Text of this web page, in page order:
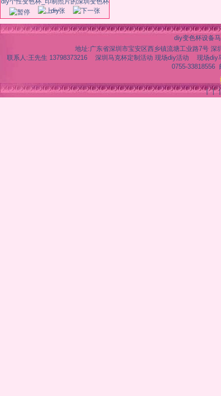
diy
diy变色杯设备
地址:广东省深圳市宝安区西乡镇流塘工业路7号
联系人:王先生 13798373216 深圳马克杯定制活动 现场diy活动 现场
0755-33818556
| | |